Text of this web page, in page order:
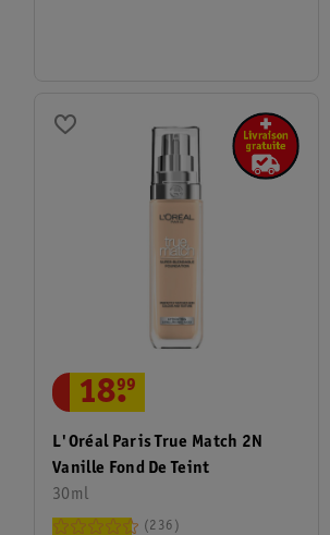
L'Oréal Paris True Match 2N
Vanille Fond De Teint
30ml
18.
99
236